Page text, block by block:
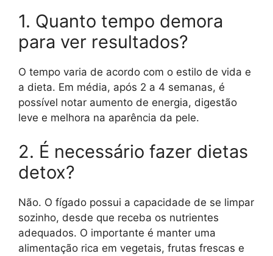
1. Quanto tempo demora
para ver resultados?
O tempo varia de acordo com o estilo de vida e
a dieta. Em média, após 2 a 4 semanas, é
possível notar aumento de energia, digestão
leve e melhora na aparência da pele.
2. É necessário fazer dietas
detox?
Não. O fígado possui a capacidade de se limpar
sozinho, desde que receba os nutrientes
adequados. O importante é manter uma
alimentação rica em vegetais, frutas frescas e